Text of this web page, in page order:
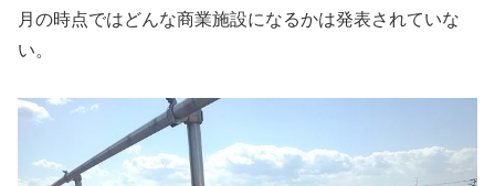
月の時点ではどんな商業施設になるかは発表されていな
い。